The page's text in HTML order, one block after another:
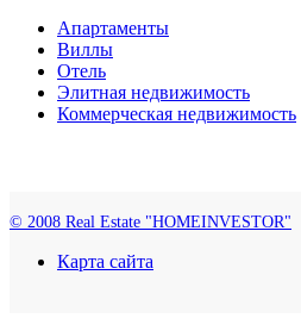
Апартаменты
Виллы
Отель
Элитная недвижимость
Коммерческая недвижимость
© 2008 Real Estate "HOMEINVESTOR"
Карта сайта